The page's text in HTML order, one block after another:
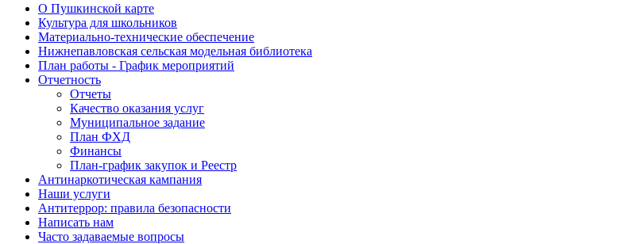
О Пушкинской карте
Культура для школьников
Материально-технические обеспечение
Нижнепавловская сельская модельная библиотека
План работы - График мероприятий
Отчетность
Отчеты
Качество оказания услуг
Муниципальное задание
План ФХД
Финансы
План-график закупок и Реестр
Антинаркотическая кампания
Наши услуги
Антитеррор: правила безопасности
Написать нам
Часто задаваемые вопросы